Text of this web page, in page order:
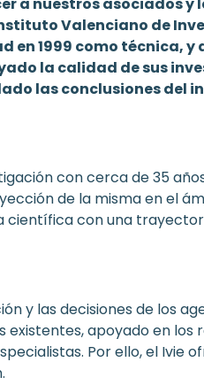
Valenciano de
1999 como técnica, y
la calidad de sus
las conclusiones del
con cerca de 35
de la misma en el
científica con una
y las decisiones de los
apoyado en los
Por ello, el Ivie